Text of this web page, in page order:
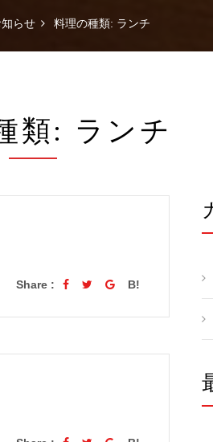
知らせ 料理の種類: ランチ
類: ランチ
Share : B!